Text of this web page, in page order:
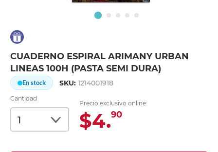
CUADERNO ESPIRAL ARIMANY URBAN
LINEAS 100H (PASTA SEMI DURA)
En stock SKU:1214001918
Cantidad
Precio exclusivo online:
$4.90